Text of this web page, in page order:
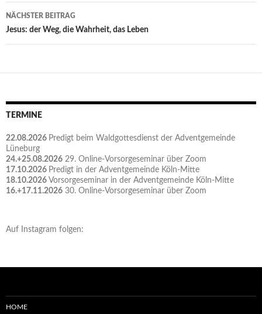
NÄCHSTER BEITRAG
Jesus: der Weg, die Wahrheit, das Leben
TERMINE
22.08.2026 Predigt beim Waldgottesdienst der Adventgemeinde
Lüneburg
24.+25.08.2026 29. Online-Vorsorgeseminar über Zoom
17.10.2026 Predigt in der Adventgemeinde Köln-Mitte
18.10.2026 Vorsorgeseminar in der Adventgemeinde Köln-Mitte
16.+17.11.2026 30. Online-Vorsorgeseminar über Zoom
Auf Instagram folgen:
HOME